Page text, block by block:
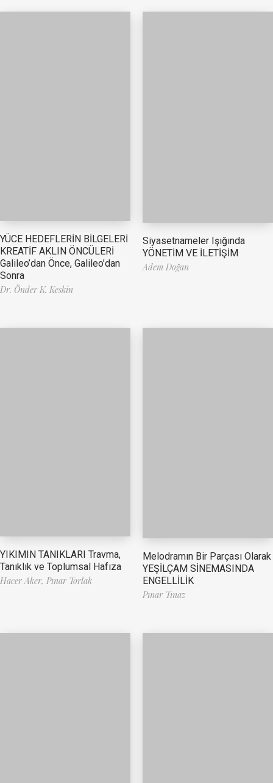
YÜCE HEDEFLERİN BİLGELERİ
KREATİF AKLIN ÖNCÜLERİ
Galileo’dan Önce, Galileo’dan
Sonra
Dr. Önder K. Keskin
Siyasetnameler Işığında
YÖNETİM VE İLETİŞİM
Adem Doğan
YIKIMIN TANIKLARI Travma,
Tanıklık ve Toplumsal Hafıza
Hacer Aker, Pınar Torlak
Melodramın Bir Parçası Olarak
YEŞİLÇAM SİNEMASINDA
ENGELLİLİK
Pınar Tınaz